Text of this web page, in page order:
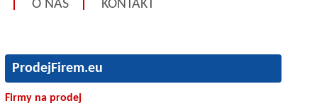
O NÁS KONTAKT
ProdejFirem.eu
Firmy na prodej